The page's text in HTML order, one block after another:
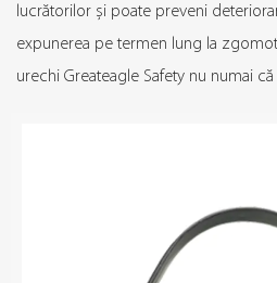
lucrătorilor și poate preveni
expunerea pe termen lung la
urechi Greateagle Safety nu numai
echipamente mecanice pentru o
și dopurile pentru urechi pot oferi
necesară și pot ajuta la reducerea